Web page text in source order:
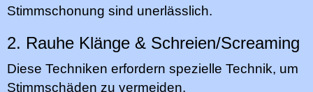
Stimmschonung sind unerlässlich.
2. Rauhe Klänge & Schreien/Screaming
Diese Techniken erfordern spezielle Technik, um
Stimmschäden zu vermeiden.